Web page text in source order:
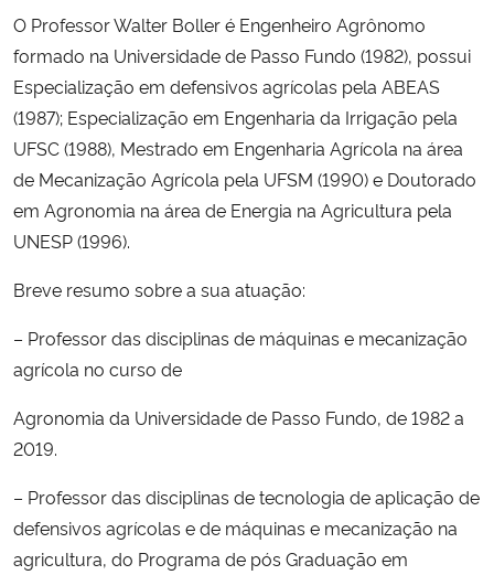
Controladoria-Geral da União
Ministério da Mulher, da Família e dos Direitos Humanos
Secretaria-Geral
Secretaria de Governo
Gabinete de Segurança Institucional
Advocacia-Geral da União
Banco Central do Brasil
O Professor Walter Boller é Engenheiro Agrônomo
formado na Universidade de Passo Fundo (1982), possui
Especialização em defensivos agrícolas pela ABEAS
(1987); Especialização em Engenharia da Irrigação pela
UFSC (1988), Mestrado em Engenharia Agrícola na área
de Mecanização Agrícola pela UFSM (1990) e Doutorado
em Agronomia na área de Energia na Agricultura pela
UNESP (1996).
Breve resumo sobre a sua atuação:
– Professor das disciplinas de máquinas e mecanização
agrícola no curso de
Agronomia da Universidade de Passo Fundo, de 1982 a
2019.
– Professor das disciplinas de tecnologia de aplicação de
defensivos agrícolas e de máquinas e mecanização na
agricultura, do Programa de pós Graduação em